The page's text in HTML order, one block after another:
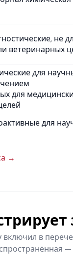
не
ветеринарных
для
для
для
→
включил в
—